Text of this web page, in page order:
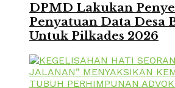
DPMD Lakukan
Penyatuan Data Desa
Untuk Pilkades 2026